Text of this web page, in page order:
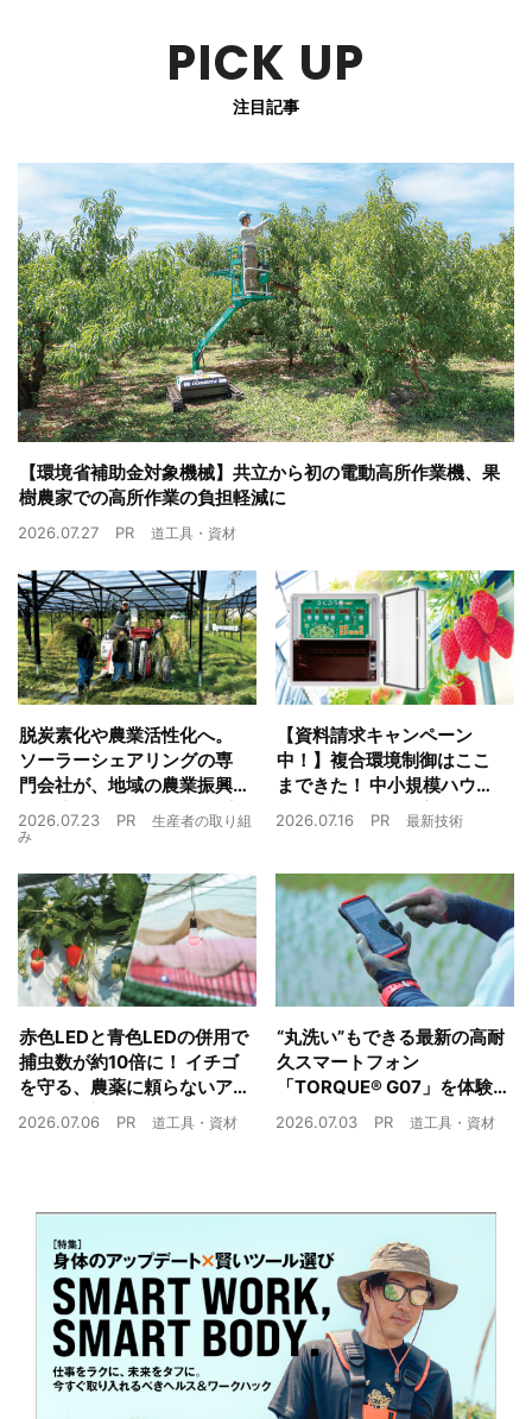
PICK UP
注目記事
【環境省補助金対象機械】共立から初の電動高所作業機、果
樹農家での高所作業の負担軽減に
2026.07.27 PR 道工具・資材
脱炭素化や農業活性化へ。
ソーラーシェアリングの専
門会社が、地域の農業振興
や経済循環をワンストップ
でサポート
2026.07.23 PR
生産者の取り組
み
【資料請求キャンペーン
中！】複合環境制御はここ
まできた！ 中小規模ハウス
でも検討しやすい高コスパ
複合環境制御装置が誕生
2026.07.16 PR 最新技術
赤色LEDと青色LEDの併用で
捕虫数が約10倍に！ イチゴ
を守る、農薬に頼らないア
ザミウマ対策
2026.07.06 PR 道工具・資材
“丸洗い”もできる最新の高耐
久スマートフォン
「TORQUE® G07」を体験
農業現場の“スマホの弱点”を
2026.07.03 PR 道工具・資材